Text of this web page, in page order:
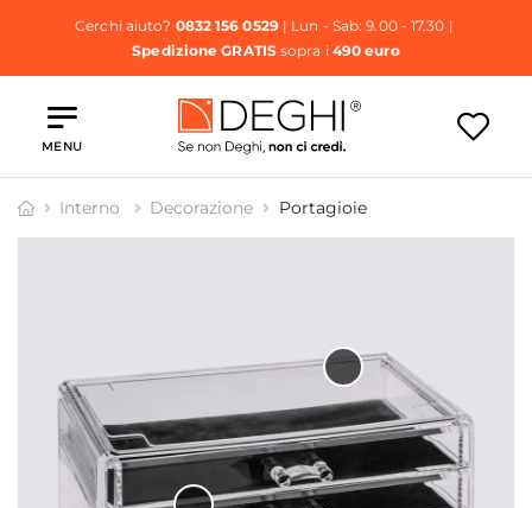
Cerchi aiuto? 0832 156 0529| Lun - Sab: 9.00 - 17.30 |
Spedizione GRATISsopra i 490 euro
MENU
Interno Decorazione Portagioie